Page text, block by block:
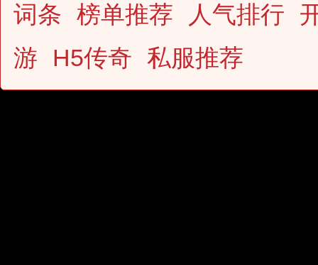
词条 榜单推荐 人气排行
游
H5传奇 私服推荐